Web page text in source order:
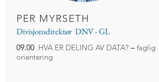
PER MYRSETH
Divisjonsdirektør DNV - GL
09.00 HVA ER DELING AV DATA? – faglig
orientering